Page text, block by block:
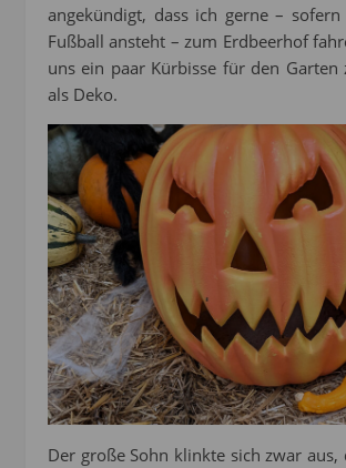
angekündigt, dass ich gerne – sofern
Fußball ansteht – zum Erdbeerhof
uns ein paar Kürbisse für den Garten
als Deko.
Der große Sohn klinkte sich zwar